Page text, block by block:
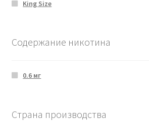
King Size
Содержание никотина
0.6 мг
Страна производства